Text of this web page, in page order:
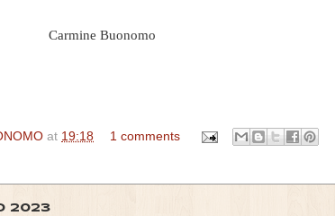
Carmine Buonomo
at 19:18 1 comments
2023